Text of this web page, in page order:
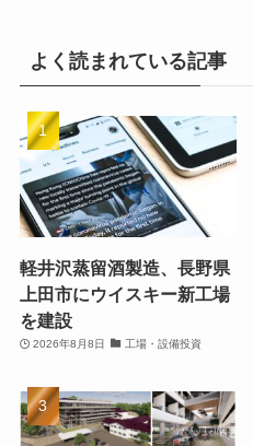
よく読まれている記事
軽井沢蒸留酒製造、長野県
上田市にウイスキー新工場
を建設
2026年8月8日 工場・設備投資